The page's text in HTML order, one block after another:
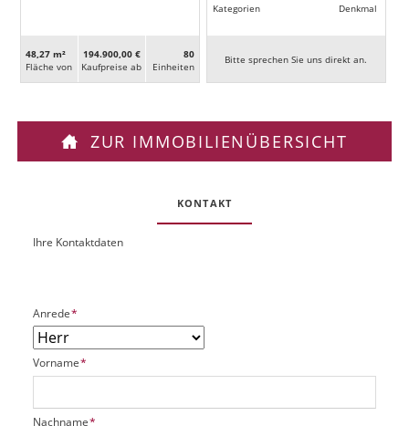
48,27 m²
Fläche von
194.900,00 €
Kaufpreise ab
80
Ein­heiten
Kategorien
Denkmal
Bitte sprechen Sie uns direkt an.
ZUR IMMOBILIENÜBERSICHT
KONTAKT
O
k
P
t
UIhre Kontaktdaten
P
f
l
i
c
t
Anrede*
P
f
i
Vorname*
P
Nachname*